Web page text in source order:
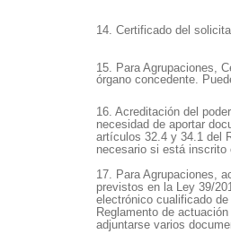
14. Certificado del
15. Para Agrupaciones,
órgano concedente.
16. Acreditación del
necesidad de aportar
artículos 32.4 y 34.1 del
necesario si está inscrito
17. Para Agrupaciones,
previstos en la Ley 39/
electrónico cualificado
Reglamento de
adjuntarse varios